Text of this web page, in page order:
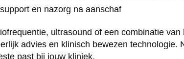
en nazorg na aanschaf
ultrasound of een combinatie
advies en klinisch bewezen technologie.
past bij jouw kliniek.